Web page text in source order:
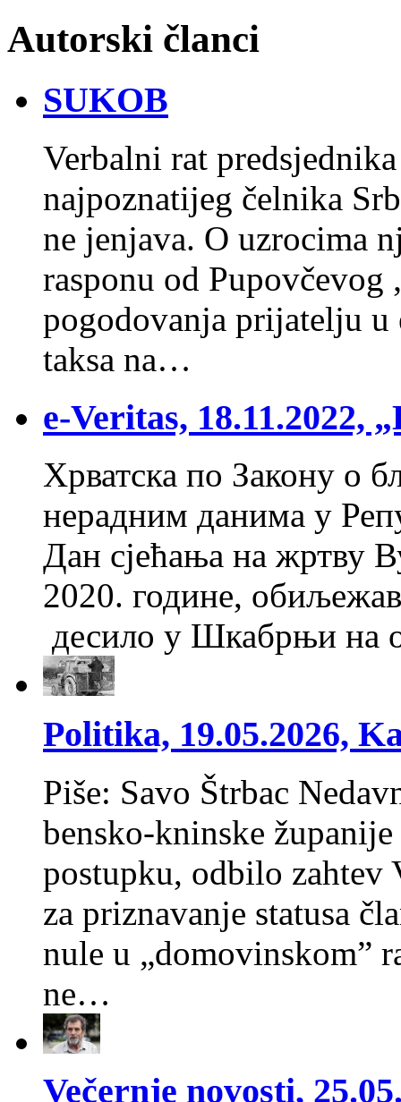
Autorski članci
SUKOB
Verbalni rat
najpoznatijeg čelnika
ne jenjava. O uzrocima
rasponu od Pupovčevog
pogodovanja prijatelju u
taksa na…
e-Veritas, 18.11.2022,
Хрватска по Закону о
нерадним данима у
Дан сјећања на жртву
2020. године,
десило у Шкабрњи на
Politika, 19.05.2026,
Piše: Savo Štrbac
ben­sko-knin­ske
po­stup­ku, od­bi­lo zah­tev
za pri­zna­va­nje sta­tu­sa
nu­le u „do­mo­vin­skom”
ne…
Večernje novosti,